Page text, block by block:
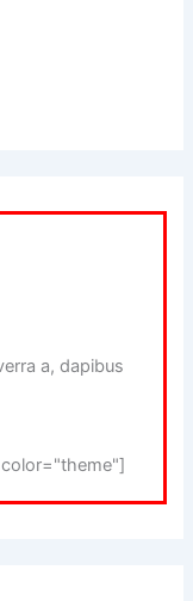
a, dapibus